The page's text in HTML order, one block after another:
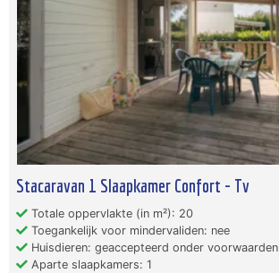
Stacaravan 1 Slaapkamer Confort - Tv
Totale oppervlakte (in m²): 20
Toegankelijk voor mindervaliden: nee
Huisdieren: geaccepteerd onder voorwaarden
Aparte slaapkamers: 1